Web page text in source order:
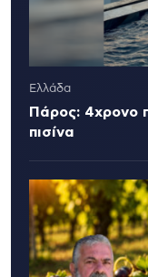
Ελλάδα
Πάρος: 4χρονο
πισίνα